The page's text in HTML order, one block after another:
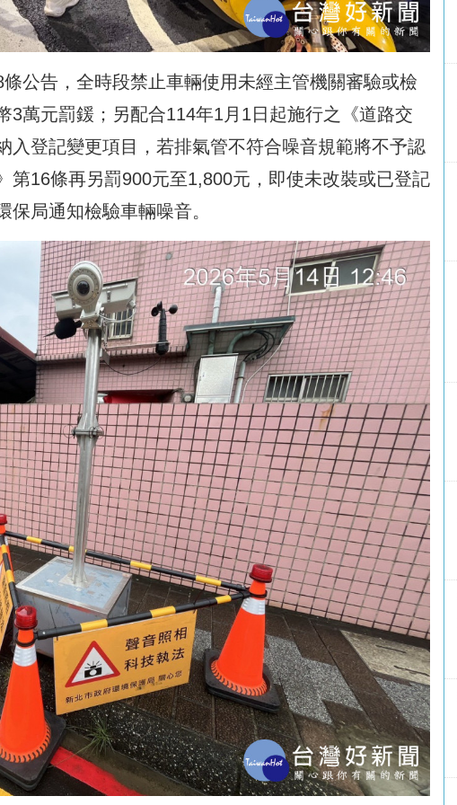
公告，全時段禁止車輛使用未經主管機關審驗或檢
3萬元罰鍰；另配合114年1月1日起施行之《道路交
入登記變更項目，若排氣管不符合噪音規範將不予認
第16條再另罰900元至1,800元，即使未改裝或已登記
局通知檢驗車輛噪音。